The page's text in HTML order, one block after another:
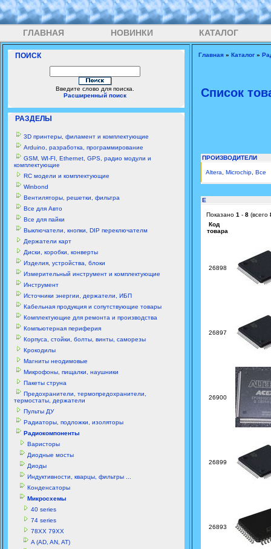
ГЛАВНАЯ НОВИНКИ КАТАЛОГ
ПОИСК
Введите слово для поиска.
Расширенный поиск
РАЗДЕЛЫ
3D принтеры, филамент и комплектующие
Arduino, разработка, программирование
GSM, WI-FI, Ethernet, GPS, радио модули и
комплектующие
RC модели и комплектующие
Winbond
Вентиляторы, решетки, фильтра
Все для Авто
Все для пайки
Выключатели, кнопки, DIP переключателм
Держатели карт
Диски, коробки, конверты
Изделия, устройства, блоки
Измерительный инструмент и комплектующие
Инструмент
Источники энергии, держатели, ИБП
Кабельная продукция и сопутствующие товары
Комплектующие для ремонта и производства
Компьютерная периферия
Корпуса, стойки, болты, винты, саморезы
Крокодилы
Магниты неодимовые
Микрофоны, пищалки, наушники
Пакеты струна
Предохранители, термопредохранители,
термостаты, держатели
Пульты ДУ
Радиаторы, подложки, изоляторы
Радиокомпоненты
Варисторы
Диодные мосты
Диоды
Индуктивности, кварцы, фильтры ...
Конденсаторы
Микросхемы
40 series
74 series
78XX 79XX
A (AD, AN, AT)
Главная » Каталог »
Список
ПРОИЗВОДИТЕЛИ
Altera Microchip Все
E
Показано 1 - 8 (всего
Код
товара
26898
26897
26900
26899
26893